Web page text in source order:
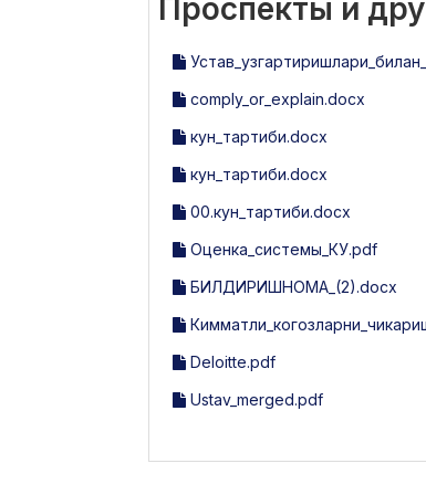
Проспекты и
comply_or_explain.docx
кун_тартиби.docx
кун_тартиби.docx
00.кун_тартиби.docx
Оценка_системы_КУ.pdf
БИЛДИРИШНОМА_(2).docx
Deloitte.pdf
Ustav_merged.pdf